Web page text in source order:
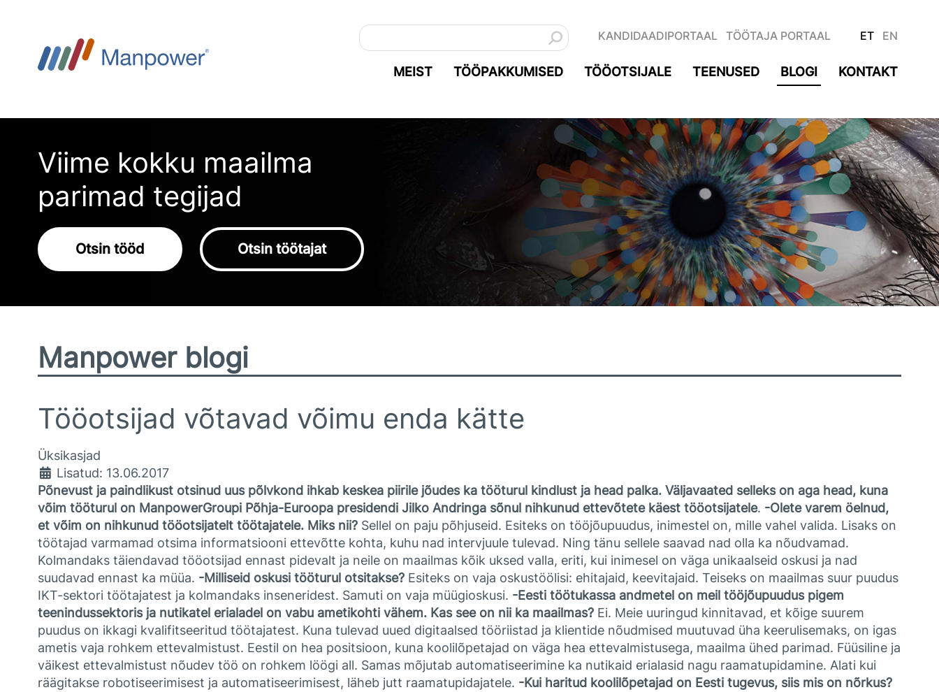
KANDIDAADIPORTAAL TÖÖTAJA PORTAAL ET EN
MEIST TÖÖPAKKUMISED TÖÖOTSIJALE TEENUSED BLOGI KONTAKT
Viime kokku maailma
parimad tegijad
Otsin tööd Otsin töötajat
Manpower blogi
Tööotsijad võtavad võimu enda kätte
Üksikasjad
Lisatud: 13.06.2017
Põnevust ja paindlikust otsinud uus põlvkond ihkab keskea piirile jõudes ka tööturul kindlust ja head palka. Väljavaated selleks on aga head, kuna
võim tööturul on ManpowerGroupi Põhja-Euroopa presidendi Jilko Andringa sõnul nihkunud ettevõtete käest tööotsijatele. -Olete varem öelnud,
et võim on nihkunud tööotsijatelt töötajatele. Miks nii?Sellel on paju põhjuseid. Esiteks on tööjõupuudus, inimestel on, mille vahel valida. Lisaks on
töötajad varmamad otsima informatsiooni ettevõtte kohta, kuhu nad intervjuule tulevad. Ning tänu sellele saavad nad olla ka nõudvamad.
Kolmandaks täiendavad tööotsijad ennast pidevalt ja neile on maailmas kõik uksed valla, eriti, kui inimesel on väga unikaalseid oskusi ja nad
suudavad ennast ka müüa. -Milliseid oskusi tööturul otsitakse?Esiteks on vaja oskustöölisi: ehitajaid, keevitajaid. Teiseks on maailmas suur puudus
IKT-sektori töötajatest ja kolmandaks inseneridest. Samuti on vaja müügioskusi. -Eesti töötukassa andmetel on meil tööjõupuudus pigem
teenindussektoris ja nutikatel erialadel on vabu ametikohti vähem. Kas see on nii ka maailmas?Ei. Meie uuringud kinnitavad, et kõige suurem
puudus on ikkagi kvalifitseeritud töötajatest. Kuna tulevad uued digitaalsed tööriistad ja klientide nõudmised muutuvad üha keerulisemaks, on igas
ametis vaja rohkem ettevalmistust. Eestil on hea positsioon, kuna koolilõpetajad on väga hea ettevalmistusega, maailma ühed parimad. Füüsiline ja
väikest ettevalmistust nõudev töö on rohkem löögi all. Samas mõjutab automatiseerimine ka nutikaid erialasid nagu raamatupidamine. Alati kui
räägitakse robotiseerimisest ja automatiseerimisest, läheb jutt raamatupidajatele. -Kui haritud koolilõpetajad on Eesti tugevus, siis mis on nõrkus?